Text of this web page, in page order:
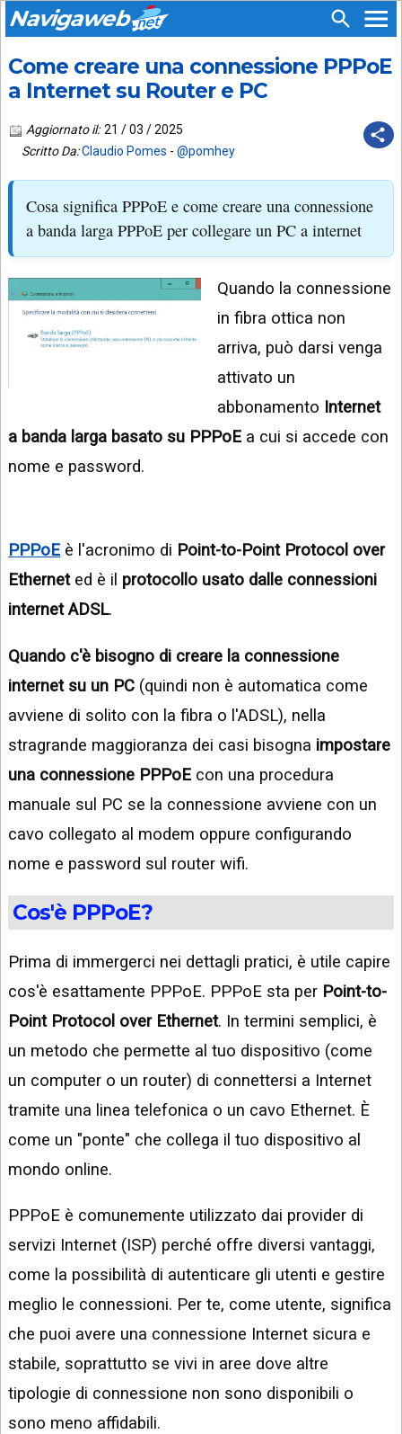
Navigaweb
HOME
SIAMO
SUPPORTO
CONTATTA
PIÙ
LETTI
ULTIMI
POST
ARGOMENTI:
ANDROID
AI
APPS
TECNOLOGIA
WINDOWS
STRUMENTI
WEB
SEGUICI
SU:
APP
ANDROID
EMAIL
TELEGRAM
TIKTOK
FACEBOOK
YOUTUBE
GOOGLE
NEWS
Come creare una connessione PPPoE
a Internet su Router e PC
Aggiornato il: 21 / 03 / 2025
Scritto Da:Claudio Pomes - @pomhey
Cosa significa PPPoE e come creare una connessione
a banda larga PPPoE per collegare un PC a internet
Quando la connessione
in fibra ottica non
arriva, può darsi venga
attivato un
abbonamento Internet
a banda larga basato su PPPoE a cui si accede con
nome e password.
PPPoE è l'acronimo di Point-to-Point Protocol over
Etherneted è il protocollo usato dalle connessioni
internet ADSL.
Quando c'è bisogno di creare la connessione
internet su un PC (quindi non è automatica come
avviene di solito con la fibra o l'ADSL), nella
stragrande maggioranza dei casi bisogna impostare
una connessione PPPoE con una procedura
manuale sul PC se la connessione avviene con un
cavo collegato al modem oppure configurando
nome e password sul router wifi.
Cos'è PPPoE?
Prima di immergerci nei dettagli pratici, è utile capire
cos'è esattamente PPPoE. PPPoE sta per Point-to-
Point Protocol over Ethernet. In termini semplici, è
un metodo che permette al tuo dispositivo (come
un computer o un router) di connettersi a Internet
tramite una linea telefonica o un cavo Ethernet. È
come un "ponte" che collega il tuo dispositivo al
mondo online.
PPPoE è comunemente utilizzato dai provider di
servizi Internet (ISP) perché offre diversi vantaggi,
come la possibilità di autenticare gli utenti e gestire
meglio le connessioni. Per te, come utente, significa
che puoi avere una connessione Internet sicura e
stabile, soprattutto se vivi in aree dove altre
tipologie di connessione non sono disponibili o
sono meno affidabili.